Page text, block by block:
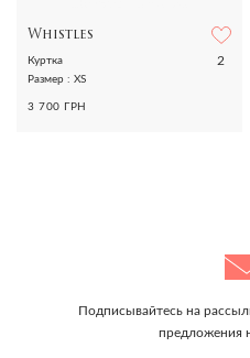
Whistles
2
Куртка
Размер : XS
3 700 ГРН
Подписывайтесь на
предложения